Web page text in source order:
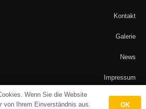
Kontakt
Galerie
News
Impressum
Datenschutz
Wenn Sie die Website
von Ihrem Einverständnis aus.
OK